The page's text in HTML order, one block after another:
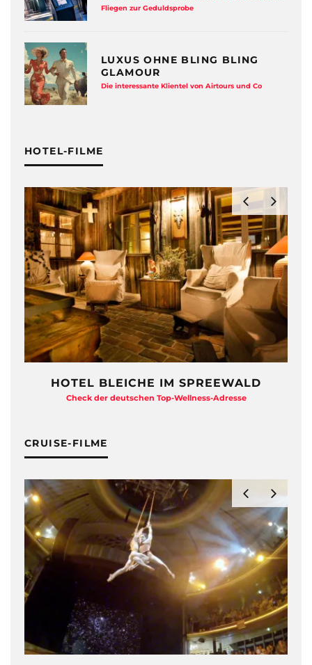
Fliegen zur Geduldsprobe
LUXUS OHNE BLING BLING
GLAMOUR
Die interessante Klientel von Airtours und Co
HOTEL-FILME
FRÉGATE ISLAND
Purer Seychellen Luxus
CRUISE-FILME